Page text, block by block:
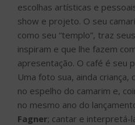
escolhas artísticas e
show e projeto. O seu
como seu “templo”, traz
inspiram e que lhe fazem
apresentação. O café é seu
Uma foto sua, ainda
no espelho do camarim e,
no mesmo ano do
Fagner; cantar e interpretá-